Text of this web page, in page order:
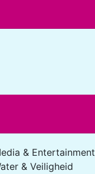
& Entertainment
& Veiligheid